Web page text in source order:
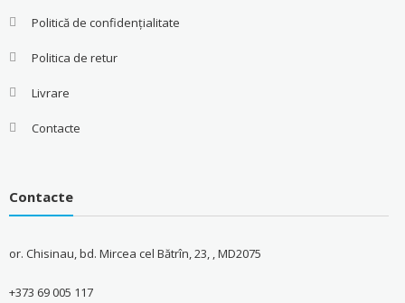
Politică de confidențialitate
Politica de retur
Livrare
Contacte
Contacte
or. Chisinau, bd. Mircea cel Bătrîn, 23, , MD2075
+373 69 005 117